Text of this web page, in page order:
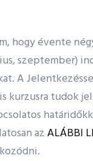
hogy évente
szeptember)
A
kurzusra tudok
azALÁBBI